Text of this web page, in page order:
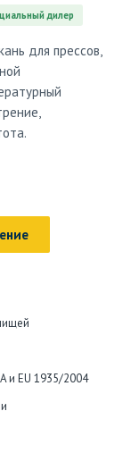
дилер
для прессов,
и EU 1935/2004